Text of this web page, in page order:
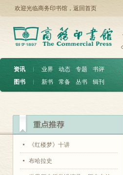
欢迎光临商务印书馆， 返回首页
资讯 ︱ 业界 动态 专题
书评
图书
︱ 新书 常备 丛书 辑刊
《红楼梦》十讲
布哈拉史